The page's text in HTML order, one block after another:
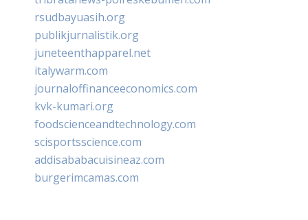
rsudbayuasih.org
publikjurnalistik.org
juneteenthapparel.net
italywarm.com
journaloffinanceeconomics.com
kvk-kumari.org
foodscienceandtechnology.com
scisportsscience.com
addisababacuisineaz.com
burgerimcamas.com